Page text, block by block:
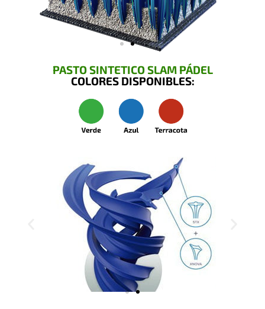
PASTO SINTETICO SLAM PÁDEL
COLORES DISPONIBLES: